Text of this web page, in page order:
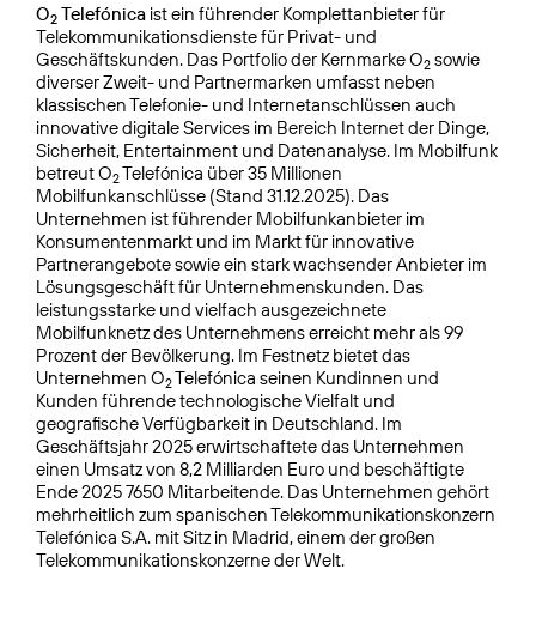
O2 Telefónica ist ein führender Komplettanbieter für
Telekommunikationsdienste für Privat- und
Geschäftskunden. Das Portfolio der Kernmarke O2 sowie
diverser Zweit- und Partnermarken umfasst neben
klassischen Telefonie- und Internetanschlüssen auch
innovative digitale Services im Bereich Internet der Dinge,
Sicherheit, Entertainment und Datenanalyse. Im Mobilfunk
betreut O2Telefónica über 35 Millionen
Mobilfunkanschlüsse (Stand 31.12.2025). Das
Unternehmen ist führender Mobilfunkanbieter im
Konsumentenmarkt und im Markt für innovative
Partnerangebote sowie ein stark wachsender Anbieter im
Lösungsgeschäft für Unternehmenskunden. Das
leistungsstarke und vielfach ausgezeichnete
Mobilfunknetz des Unternehmens erreicht mehr als 99
Prozent der Bevölkerung. Im Festnetz bietet das
Unternehmen O2Telefónica seinen Kundinnen und
Kunden führende technologische Vielfalt und
geografische Verfügbarkeit in Deutschland. Im
Geschäftsjahr 2025 erwirtschaftete das Unternehmen
einen Umsatz von 8,2 Milliarden Euro und beschäftigte
Ende 2025 7650 Mitarbeitende. Das Unternehmen gehört
mehrheitlich zum spanischen Telekommuni­kationskonzern
Telefónica S.A. mit Sitz in Madrid, einem der großen
Telekommunikationskonzerne der Welt.